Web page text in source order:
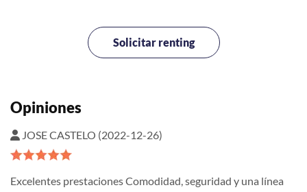
Solicitar renting
Opiniones
JOSE CASTELO (2022-12-26)
Excelentes prestaciones Comodidad, seguridad y una línea